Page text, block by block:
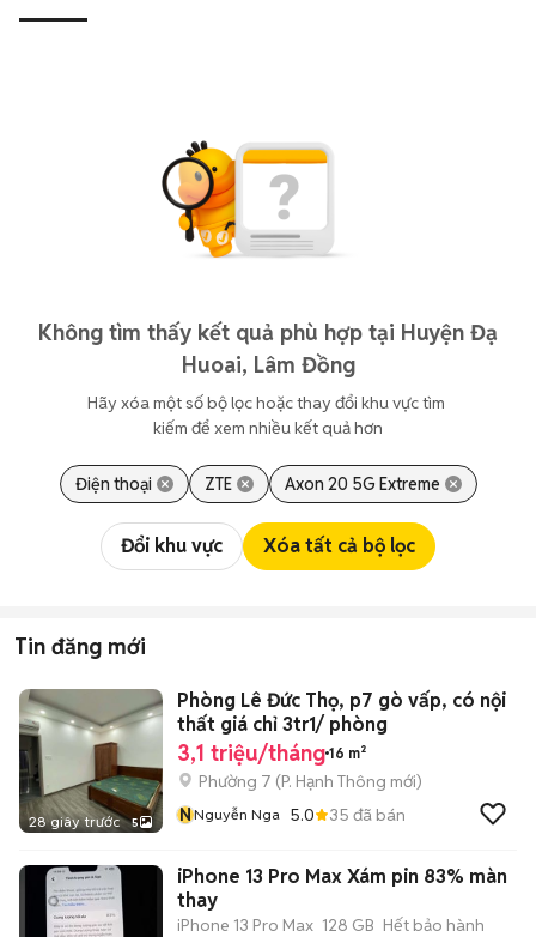
Không tìm thấy kết quả phù hợp tại Huyện Đạ
Huoai, Lâm Đồng
Hãy xóa một số bộ lọc hoặc thay đổi khu vực tìm
kiếm để xem nhiều kết quả hơn
Điện thoại ZTE Axon 20 5G Extreme
Đổi khu vực Xóa tất cả bộ lọc
Tin đăng mới
28 giây trước 5
Phòng Lê Đức Thọ, p7 gò vấp, có nội
thất giá chỉ 3tr1/ phòng
3,1 triệu/tháng 16 m²
Phường 7 (P. Hạnh Thông mới)
NNguyễn Nga 5.0 35 đã bán
iPhone 13 Pro Max Xám pin 83% màn
thay
iPhone 13 Pro Max 128 GB Hết bảo hành